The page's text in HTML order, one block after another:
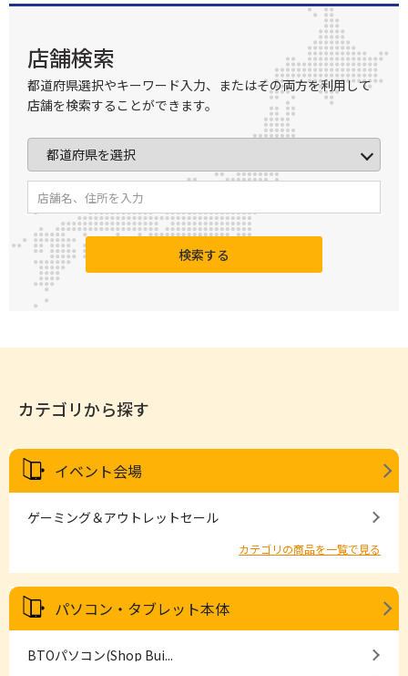
店舗検索
都道府県選択やキーワード入力、またはその両方を利用して
店舗を検索することができます。
検索する
カテゴリから探す
イベント会場
ゲーミング＆アウトレットセール
カテゴリの商品を一覧で見る
パソコン・タブレット本体
BTOパソコン(Shop Bui...